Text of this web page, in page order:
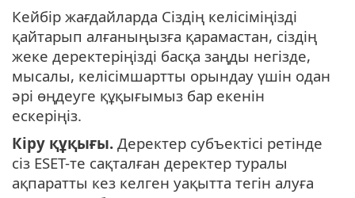
Кейбір жағдайларда Сіздің келісіміңізді
қайтарып алғаныңызға қарамастан, сіздің
жеке деректеріңізді басқа заңды негізде,
мысалы, келісімшартты орындау үшін одан
әрі өңдеуге құқығымыз бар екенін
ескеріңіз.
Кіру құқығы. Деректер субъектісі ретінде
сіз ESET-те сақталған деректер туралы
ақпаратты кез келген уақытта тегін алуға